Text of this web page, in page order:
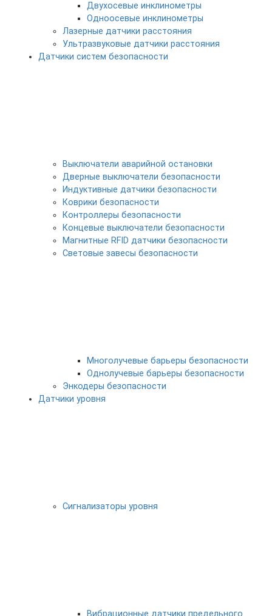
Двухосевые инклинометры
Одноосевые инклинометры
Лазерные датчики расстояния
Ультразвуковые датчики расстояния
Датчики систем безопасности
Выключатели аварийной остановки
Дверные выключатели безопасности
Индуктивные датчики безопасности
Коврики безопасности
Контроллеры безопасности
Концевые выключатели безопасности
Магнитные RFID датчики безопасности
Световые завесы безопасности
Многолучевые барьеры безопасности
Однолучевые барьеры безопасности
Энкодеры безопасности
Датчики уровня
Сигнализаторы уровня